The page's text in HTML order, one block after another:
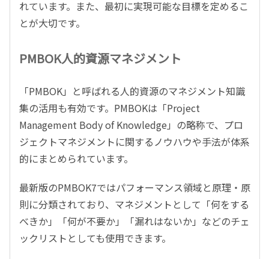
れています。また、最初に実現可能な目標を定めるこ
とが大切です。
PMBOK人的資源マネジメント
「PMBOK」と呼ばれる人的資源のマネジメント知識
集の活用も有効です。PMBOKは「Project
Management Body of Knowledge」の略称で、プロ
ジェクトマネジメントに関するノウハウや手法が体系
的にまとめられています。
最新版のPMBOK7ではパフォーマンス領域と原理・原
則に分類されており、マネジメントとして「何をする
べきか」「何が不要か」「漏れはないか」などのチェ
ックリストとしても使用できます。